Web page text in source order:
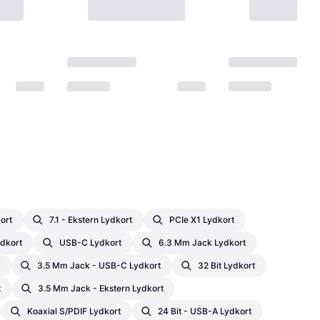
7.1 - Ekstern Lydkort PCIe X1 Lydkort
USB-C Lydkort 6.3 Mm Jack Lydkort
3.5 Mm Jack - USB-C Lydkort 32 Bit Lydkort
3.5 Mm Jack - Ekstern Lydkort
Koaxial S/PDIF Lydkort 24 Bit - USB-A Lydkort